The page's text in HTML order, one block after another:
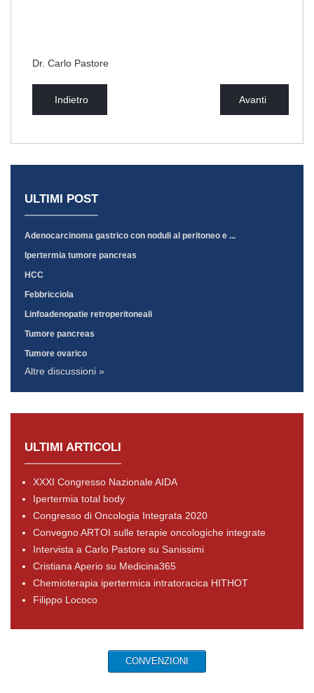
Dr. Carlo Pastore
Indietro Avanti
ULTIMI POST
Adenocarcinoma gastrico con noduli al peritoneo e ...
Ipertermia tumore pancreas
HCC
Febbricciola
Linfoadenopatie retroperitoneali
Tumore pancreas
Tumore ovarico
Altre discussioni »
ULTIMI ARTICOLI
XXXI Congresso Nazionale AIDA
Ipertermia total body
Congresso di Oncologia Integrata 2020
Convegno ARTOI sulle terapie oncologiche integrate
Intervista a Carlo Pastore su Sanissimi
Cristiana Aperio su Medicina365
Chemioterapia ipertermica intratoracica HITHOT
Filippo Lococo
CONVENZIONI